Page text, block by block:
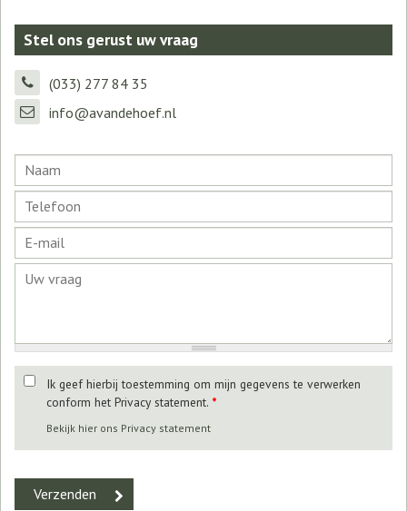
Stel ons gerust uw vraag
(033) 277 84 35
info@avandehoef.nl
Ik geef hierbij toestemming om mijn gegevens te verwerken
conform het Privacy statement. *
Bekijk hier ons Privacy statement